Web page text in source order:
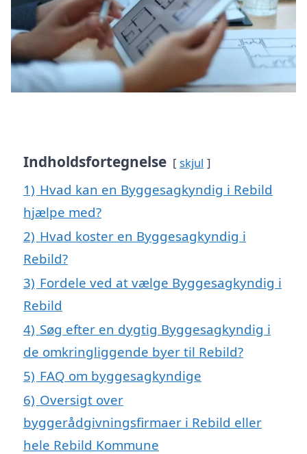
Indholdsfortegnelse skjul
1) Hvad kan en Byggesagkyndig i Rebild
hjælpe med?
2) Hvad koster en Byggesagkyndig i
Rebild?
3) Fordele ved at vælge Byggesagkyndig i
Rebild
4) Søg efter en dygtig Byggesagkyndig i
de omkringliggende byer til Rebild?
5) FAQ om byggesagkyndige
6) Oversigt over
byggerådgivningsfirmaer i Rebild eller
hele Rebild Kommune